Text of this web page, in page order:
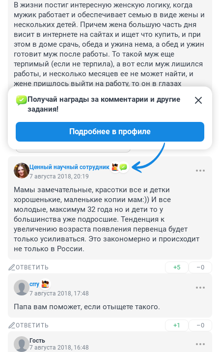
В жизни постиг интересную женскую логику, когда
мужик работает и обеспечивает семью в виде жены и
нескольких детей. Причем жена большую часть дня
висит в интернете на сайтах и ищет что купить, и при
этом в доме срачь, обеда и ужина нема, а обед и ужин
готовит муж после работы. То такой муж еще
терпимый (если не терпила), а вот если муж лишился
работы, и несколько месяцев ее не может найти, и
жене пришлось выйти на работу, то он в глазах
женьщины - тунеядец! Хотя следит за детьми, готовит,
кормит и ищет работу...
ОТВЕТИТЬ 1 +3 –2
Показать ещё 1 ответ
Ценный научный сотрудник
Получай награды за комментарии и другие
задания!
Подробнее в профиле
7 августа 2018, 20:19
Мамы замечательные, красотки все и детки
хорошенькие, маленькие копии мам:)) И все
молодые, максимум 32 года но и дети то у
большинства уже подросшие. Тенденция к
увеличению возраста появления первенца будет
только усиливаться. Это закономерно и происходит
не только в России.
ОТВЕТИТЬ +5 –0
crry
7 августа 2018, 17:48
Папа вам поможет, если отыщете такого.
ОТВЕТИТЬ +1 –0
Гость
7 августа 2018, 16:48